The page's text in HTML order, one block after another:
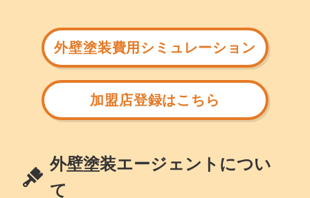
外壁塗装費用シミュレーション
加盟店登録はこちら
外壁塗装エージェントについ
て